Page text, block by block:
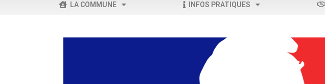
LA COMMUNE INFOS PRATIQUES